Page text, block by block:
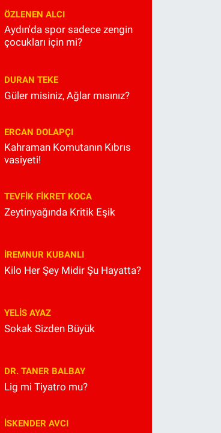
ÖZLENEN ALCI
Aydın'da spor sadece zengin
çocukları için mi?
DURAN TEKE
Güler misiniz, Ağlar mısınız?
ERCAN DOLAPÇI
Kahraman Komutanın Kıbrıs
vasiyeti!
TEVFIK FIKRET KOCA
Zeytinyağında Kritik Eşik
İREMNUR KUBANLI
Kilo Her Şey Midir Şu Hayatta?
YELIS AYAZ
Sokak Sizden Büyük
DR. TANER BALBAY
Lig mi Tiyatro mu?
İSKENDER AVCI